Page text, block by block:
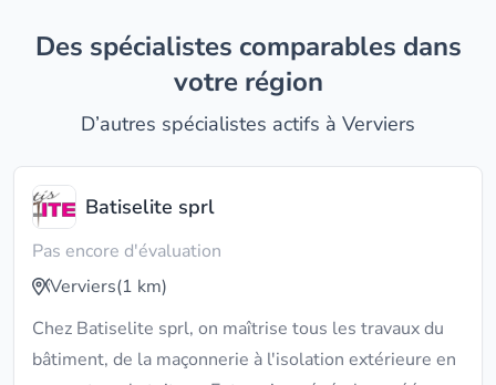
Des spécialistes comparables dans
votre région
D’autres spécialistes actifs à Verviers
Batiselite sprl
Pas encore d'évaluation
Verviers(1 km)
Chez Batiselite sprl, on maîtrise tous les travaux du
bâtiment, de la maçonnerie à l'isolation extérieure en